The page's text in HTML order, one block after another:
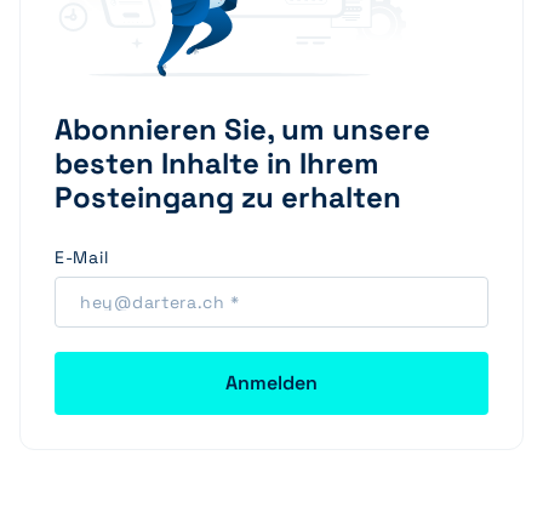
Abonnieren Sie, um unsere
besten Inhalte in Ihrem
Posteingang zu erhalten
E-Mail